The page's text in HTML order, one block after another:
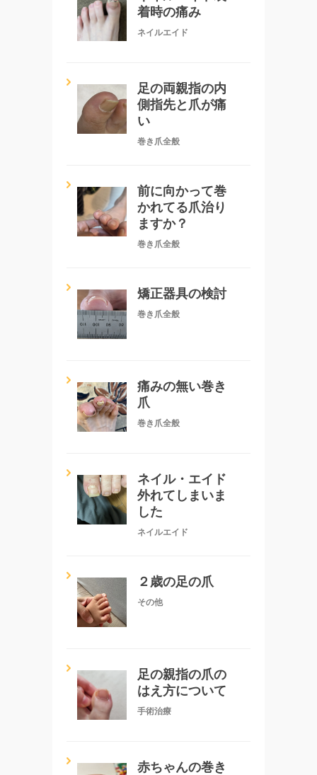
着時の痛み
ネイルエイド
足の両親指の内
側指先と爪が痛
い
巻き爪全般
前に向かって巻
かれてる爪治り
ますか？
巻き爪全般
矯正器具の検討
巻き爪全般
痛みの無い巻き
爪
巻き爪全般
ネイル・エイド
外れてしまいま
した
ネイルエイド
２歳の足の爪
その他
足の親指の爪の
はえ方について
手術治療
赤ちゃんの巻き